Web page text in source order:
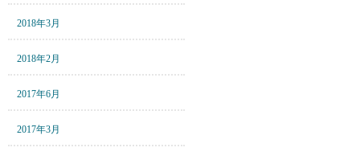
2018年3月
2018年2月
2017年6月
2017年3月